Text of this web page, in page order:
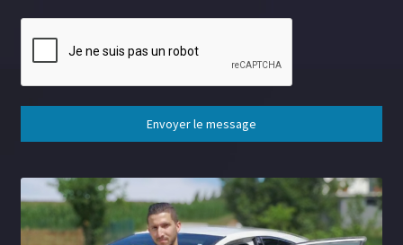
Envoyer le message